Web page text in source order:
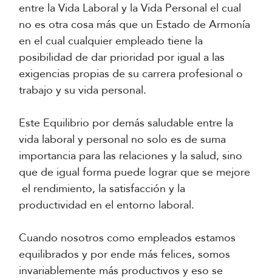
entre la Vida Laboral y la Vida Personal el cual
no es otra cosa más que un Estado de Armonía
en el cual cualquier empleado tiene la
posibilidad de dar prioridad por igual a las
exigencias propias de su carrera profesional o
trabajo y su vida personal.
Este Equilibrio por demás saludable entre la
vida laboral y personal no solo es de suma
importancia para las relaciones y la salud, sino
que de igual forma puede lograr que se mejore
el rendimiento, la satisfacción y la
productividad en el entorno laboral.
Cuando nosotros como empleados estamos
equilibrados y por ende más felices, somos
invariablemente más productivos y eso se